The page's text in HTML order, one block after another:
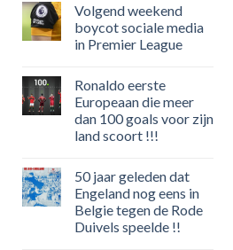
Volgend weekend
boycot sociale media
in Premier League
op
Volgend
weekend
boycot
sociale
media
League
Ronaldo eerste
Europeaan die meer
dan 100 goals voor zijn
land scoort !!!
op
Ronaldo
eerste
Europeaan
die
meer
50 jaar geleden dat
Engeland nog eens in
Belgie tegen de Rode
Duivels speelde !!